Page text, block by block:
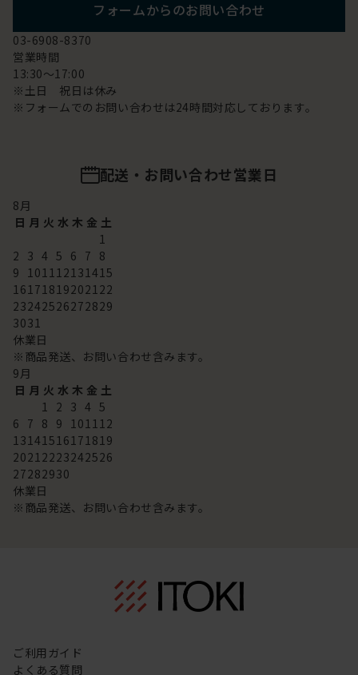
フォームからのお問い合わせ
03-6908-8370
営業時間
13:30～17:00
※土日 祝日は休み
※フォームでのお問い合わせは24時間対応しております。
配送・お問い合わせ営業日
8月
日 月 火 水 木 金 土
1
2 3 4 5 6 7 8
9 101112131415
16171819202122
23242526272829
3031
休業日
※商品発送、お問い合わせ含みます。
9月
日 月 火 水 木 金 土
1 2 3 4 5
6 7 8 9 101112
13141516171819
20212223242526
27282930
休業日
※商品発送、お問い合わせ含みます。
ご利用ガイド
よくある質問